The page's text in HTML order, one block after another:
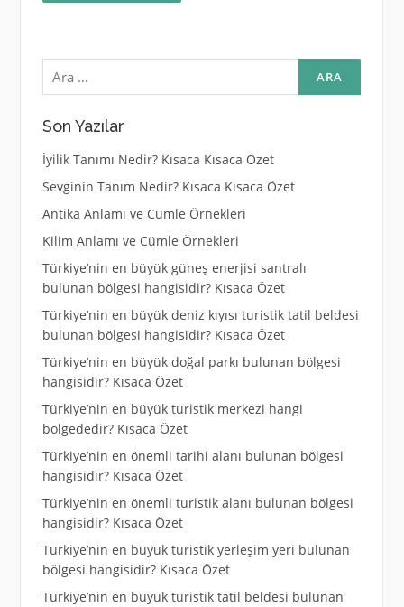
Arama:
Son Yazılar
İyilik Tanımı Nedir? Kısaca Kısaca Özet
Sevginin Tanım Nedir? Kısaca Kısaca Özet
Antika Anlamı ve Cümle Örnekleri
Kilim Anlamı ve Cümle Örnekleri
Türkiye’nin en büyük güneş enerjisi santralı
bulunan bölgesi hangisidir? Kısaca Özet
Türkiye’nin en büyük deniz kıyısı turistik tatil beldesi
bulunan bölgesi hangisidir? Kısaca Özet
Türkiye’nin en büyük doğal parkı bulunan bölgesi
hangisidir? Kısaca Özet
Türkiye’nin en büyük turistik merkezi hangi
bölgededir? Kısaca Özet
Türkiye’nin en önemli tarihi alanı bulunan bölgesi
hangisidir? Kısaca Özet
Türkiye’nin en önemli turistik alanı bulunan bölgesi
hangisidir? Kısaca Özet
Türkiye’nin en büyük turistik yerleşim yeri bulunan
bölgesi hangisidir? Kısaca Özet
Türkiye’nin en büyük turistik tatil beldesi bulunan